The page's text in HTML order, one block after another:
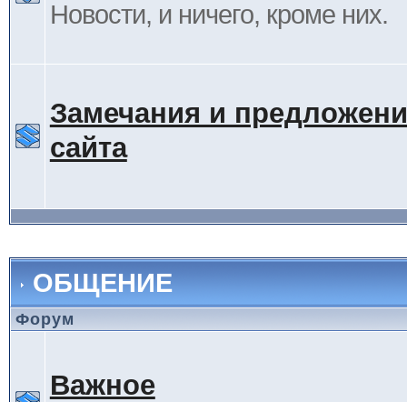
Новости, и ничего, кроме них.
Замечания и
сайта
ОБЩЕНИЕ
Форум
Важное